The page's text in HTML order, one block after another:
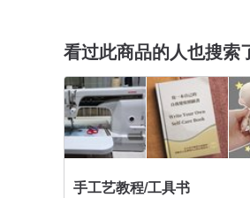
看过此商品的人也搜索
手工艺教程/工具书